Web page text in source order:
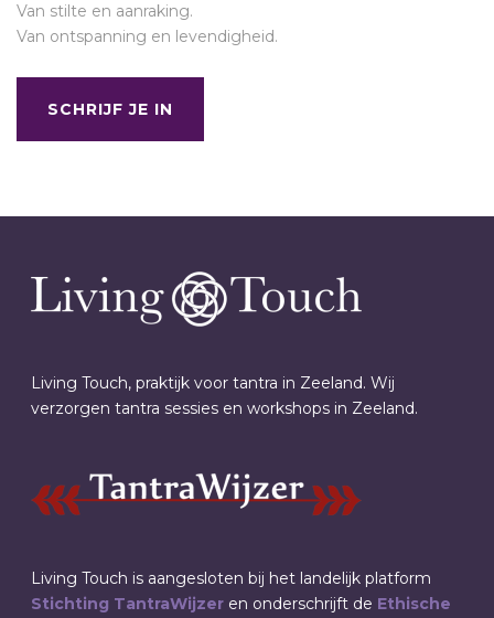
Van stilte en aanraking.
Van ontspanning en levendigheid.
SCHRIJF JE IN
Living Touch, praktijk voor tantra in Zeeland. Wij
verzorgen tantra sessies en workshops in Zeeland.
Living Touch is aangesloten bij het landelijk platform
Stichting TantraWijzer en onderschrijft de Ethische